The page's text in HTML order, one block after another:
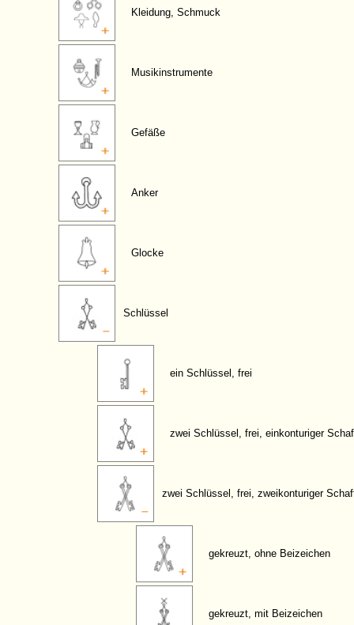
Kleidung, Schmuck
Musikinstrumente
Gefäße
Anker
Glocke
Schlüssel
ein Schlüssel, frei
zwei Schlüssel, frei, einkonturiger
zwei Schlüssel, frei, zweikonturiger
gekreuzt, ohne Beizeichen
gekreuzt, mit Beizeichen